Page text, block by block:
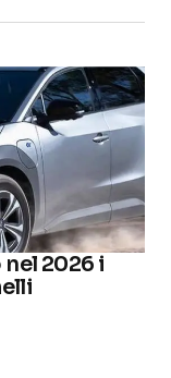
2026 i